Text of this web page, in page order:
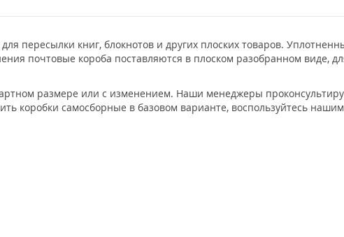
пересылки книг, блокнотов и других плоских товаров.
почтовые короба поставляются в плоском разобранном виде,
размере или с изменением. Наши менеджеры
коробки самосборные в базовом варианте, воспользуйтесь